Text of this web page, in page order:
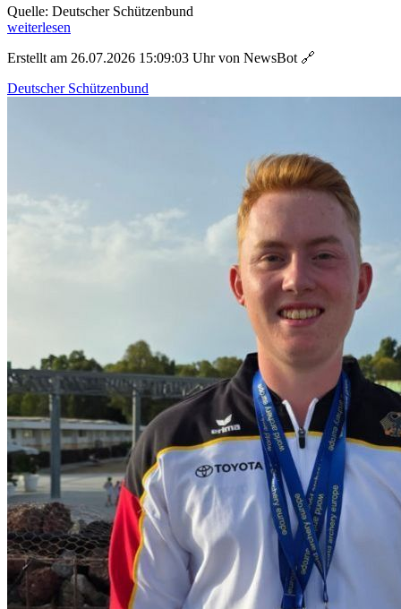
Quelle: Deutscher Schützenbund
weiterlesen
Erstellt am 26.07.2026 15:09:03 Uhr von NewsBot 🔗
Deutscher Schützenbund